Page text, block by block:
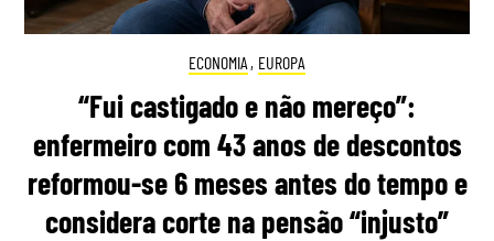
ECONOMIA , EUROPA
“Fui castigado e não mereço”:
enfermeiro com 43 anos de descontos
reformou-se 6 meses antes do tempo e
considera corte na pensão “injusto”